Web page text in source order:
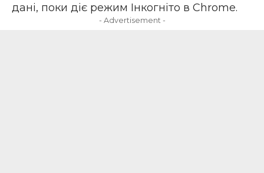
дані, поки діє режим Інкогніто в Chrome.
- Advertisement -